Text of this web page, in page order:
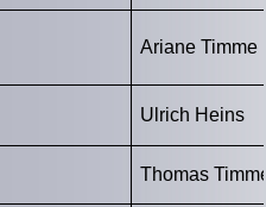
Ariane Timme
Ulrich Heins
Thomas